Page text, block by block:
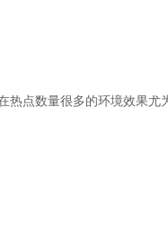
点数量很多的环境效果尤